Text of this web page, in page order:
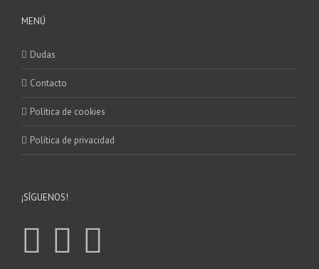
MENÚ
Dudas
Contacto
Política de cookies
Política de privacidad
¡SÍGUENOS!